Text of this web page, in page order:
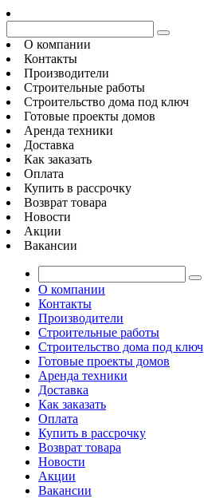
О компании
Контакты
Производители
Строительные работы
Строительство дома под ключ
Готовые проекты домов
Аренда техники
Доставка
Как заказать
Оплата
Купить в рассрочку
Возврат товара
Новости
Акции
Вакансии
О компании
Контакты
Производители
Строительные работы
Строительство дома под ключ
Готовые проекты домов
Аренда техники
Доставка
Как заказать
Оплата
Купить в рассрочку
Возврат товара
Новости
Акции
Вакансии